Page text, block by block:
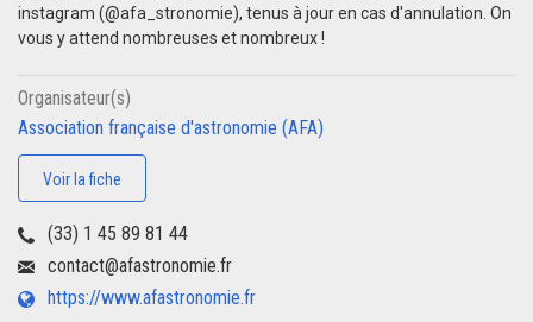
instagram (@afa_stronomie), tenus à jour en cas d'annulation. On
vous y attend nombreuses et nombreux !
Organisateur(s)
Association française d'astronomie (AFA)
Voir la fiche
(33) 1 45 89 81 44
contact@afastronomie.fr
https://www.afastronomie.fr